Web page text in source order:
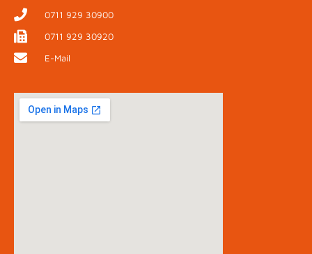
0711 929 30900
0711 929 30920
E-Mail